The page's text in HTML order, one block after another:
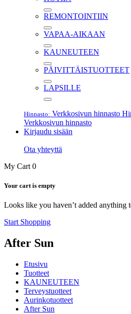
REMONTOINTIIN
VAPAA-AIKAAN
KAUNEUTEEN
PÄIVITTÄISTUOTTEET
LAPSILLE
Hinnasto: Verkkosivun hinnasto
Verkkosivun hinnasto
Kirjaudu sisään
Ota yhteyttä
My Cart 0
Your cart is empty
Looks like you haven’t added anything
Start Shopping
After Sun
Etusivu
Tuotteet
KAUNEUTEEN
Terveystuotteet
Aurinkotuotteet
After Sun